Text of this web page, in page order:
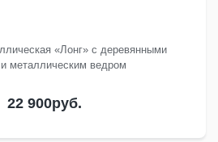
«Лонг» с деревянными
металлическим ведром
22 900руб.